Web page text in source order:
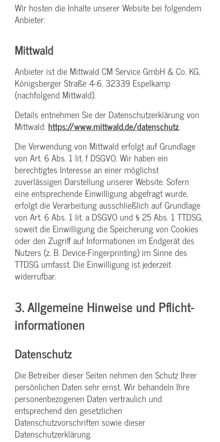
Wir hosten die Inhalte unserer Website bei folgendem
Anbieter:
Mittwald
Anbieter ist die Mittwald CM Service GmbH & Co. KG,
Königsberger Straße 4-6, 32339 Espelkamp
(nachfolgend Mittwald).
Details entnehmen Sie der Datenschutzerklärung von
Mittwald: https://www.mittwald.de/datenschutz.
Die Verwendung von Mittwald erfolgt auf Grundlage
von Art. 6 Abs. 1 lit. f DSGVO. Wir haben ein
berechtigtes Interesse an einer möglichst
zuverlässigen Darstellung unserer Website. Sofern
eine entsprechende Einwilligung abgefragt wurde,
erfolgt die Verarbeitung ausschließlich auf Grundlage
von Art. 6 Abs. 1 lit. a DSGVO und § 25 Abs. 1 TTDSG,
soweit die Einwilligung die Speicherung von Cookies
oder den Zugriff auf Informationen im Endgerät des
Nutzers (z. B. Device-Fingerprinting) im Sinne des
TTDSG umfasst. Die Einwilligung ist jederzeit
widerrufbar.
3. Allgemeine Hinweise und Pflicht­
informationen
Datenschutz
Die Betreiber dieser Seiten nehmen den Schutz Ihrer
persönlichen Daten sehr ernst. Wir behandeln Ihre
personenbezogenen Daten vertraulich und
entsprechend den gesetzlichen
Datenschutzvorschriften sowie dieser
Datenschutzerklärung.